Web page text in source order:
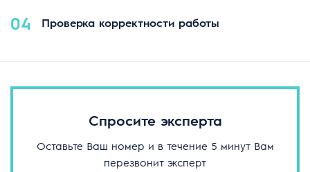
04 Проверка корректности работы
Спросите эксперта
Оставьте Ваш номер и в течение 5 минут Вам
перезвонит эксперт